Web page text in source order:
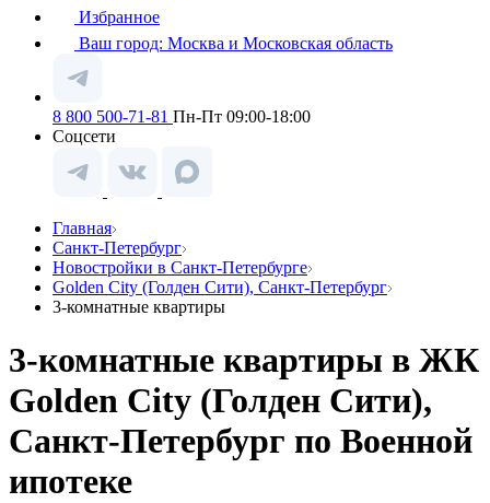
Избранное
Ваш город: Москва и Московская область
8 800 500-71-81 Пн-Пт 09:00-18:00
Соцсети
Главная
Санкт-Петербург
Новостройки в Санкт-Петербурге
Golden City (Голден Сити), Санкт-Петербург
3-комнатные квартиры
3-комнатные квартиры в ЖК
Golden City (Голден Сити),
Санкт-Петербург по Военной
ипотеке